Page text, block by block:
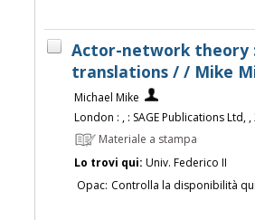
Actor-network theory
translations / / Mike
Michael Mike
London : , : SAGE Publications Ltd, ,
Materiale a stampa
Lo trovi qui: Univ. Federico II
Opac: Controlla la disponibilità